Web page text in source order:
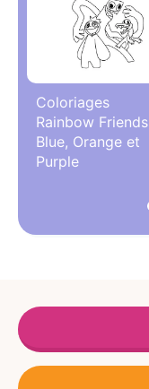
Coloriages
Rainbow Friends
Blue, Orange et
Purple